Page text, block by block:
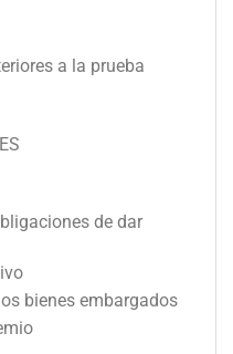
a la prueba
de dar
bienes embargados